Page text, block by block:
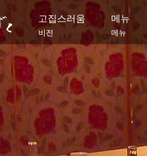
고집스러움
비전
메뉴
메뉴